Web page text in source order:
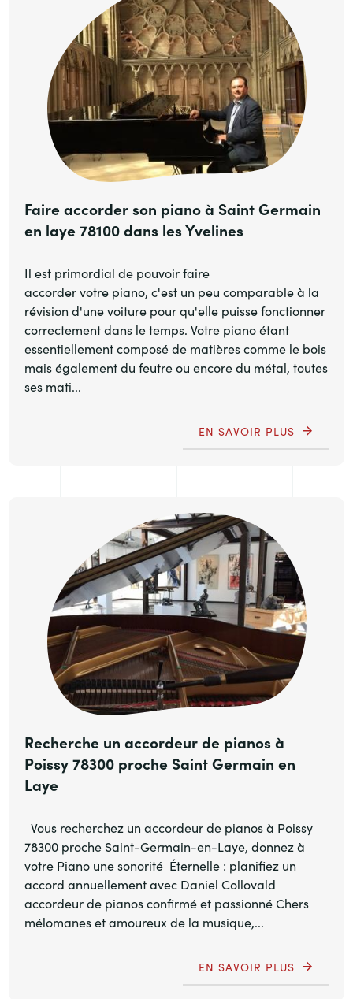
Faire accorder son piano à Saint Germain
en laye 78100 dans les Yvelines
Il est primordial de pouvoir faire
accorder votre piano, c'est un peu comparable à la
révision d'une voiture pour qu'elle puisse fonctionner
correctement dans le temps. Votre piano étant
essentiellement composé de matières comme le bois
mais également du feutre ou encore du métal, toutes
ses mati...
EN SAVOIR PLUS
Recherche un accordeur de pianos à
Poissy 78300 proche Saint Germain en
Laye
Vous recherchez un accordeur de pianos à Poissy
78300 proche Saint-Germain-en-Laye, donnez à
votre Piano une sonorité Éternelle : planifiez un
accord annuellement avec Daniel Collovald
accordeur de pianos confirmé et passionné Chers
mélomanes et amoureux de la musique,...
EN SAVOIR PLUS